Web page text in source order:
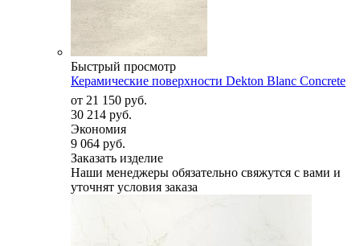
Быстрый просмотр
Керамические поверхности Dekton Blanc Concrete
от 21 150 руб.
30 214 руб.
Экономия
9 064 руб.
Заказать изделие
Наши менеджеры обязательно свяжутся с вами и
уточнят условия заказа